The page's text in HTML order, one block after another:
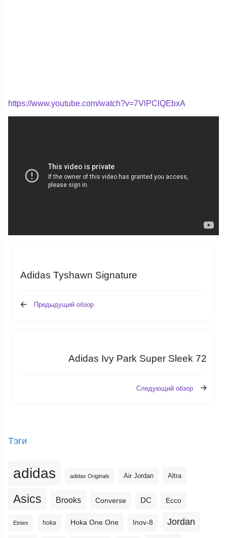
https://www.youtube.com/watch?v=7VlPClQEbxA
Adidas Tyshawn Signature
Предыдущий обзор
Adidas Ivy Park Super Sleek 72
Следующий обзор
Тэги
adidas adidas Originals Air Jordan Altra
Asics Brooks Converse DC Ecco
Etnies hoka Hoka One One Inov-8 Jordan